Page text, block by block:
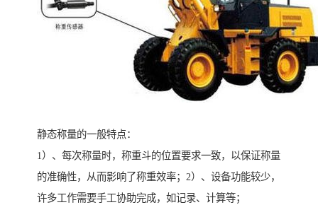
静态称量的一般特点：
1）、每次称量时，称重斗的位置要求一致，以保证称量
的准确性，从而影响了称重效率；2）、设备功能较少，
许多工作需要手工协助完成，如记录、计算等；